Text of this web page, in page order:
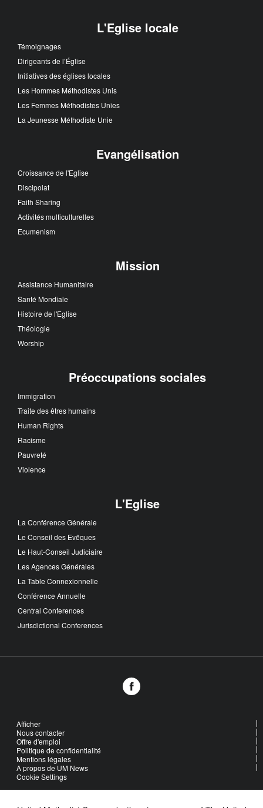
L'Eglise locale
Témoignages
Dirigeants de l’Église
Initiatives des églises locales
Les Hommes Méthodistes Unis
Les Femmes Méthodistes Unies
La Jeunesse Méthodiste Unie
Evangélisation
Croissance de l'Eglise
Discipolat
Faith Sharing
Activités multiculturelles
Ecumenism
Mission
Assistance Humanitaire
Santé Mondiale
Histoire de l'Eglise
Théologie
Worship
Préoccupations sociales
Immigration
Traite des êtres humains
Human Rights
Racisme
Pauvreté
Violence
L'Eglise
La Conférence Générale
Le Conseil des Evêques
Le Haut-Conseil Judiciaire
Les Agences Générales
La Table Connexionnelle
Conférence Annuelle
Central Conferences
Jurisdictional Conferences
Afficher
Nous contacter
Offre d'emploi
Politique de confidentialité
Mentions légales
A propos de UM News
Cookie Settings